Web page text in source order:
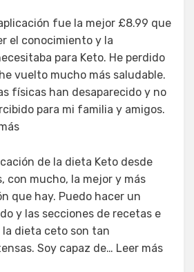
fue la mejor £8.99 que
el conocimiento y la
para Keto. He perdido
vuelto mucho más saludable.
físicas han desaparecido y no
para mi familia y amigos.
de la dieta Keto desde
con mucho, la mejor y más
que hay. Puedo hacer un
y las secciones de recetas e
dieta ceto son tan
Soy capaz de… Leer más